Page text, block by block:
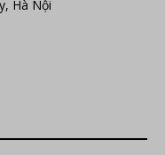
Hà Nội